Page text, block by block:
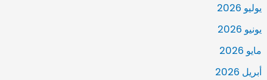
يوليو 2026
يونيو 2026
مايو 2026
أبريل 2026